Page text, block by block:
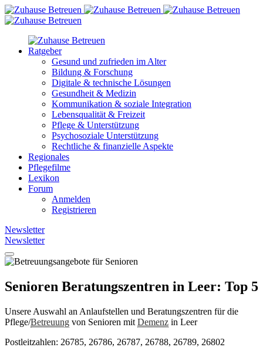
Ratgeber
Gesund und zufrieden im Alter
Bildung & Forschung
Digitale & technische Lösungen
Gesundheit & Medizin
Kommunikation & soziale Integration
Lebensqualität & Freizeit
Pflege & Unterstützung
Psychosoziale Unterstützung
Rechtliche & finanzielle Aspekte
Regionales
Pflegefilme
Lexikon
Forum
Anmelden
Registrieren
Newsletter
Newsletter
Senioren Beratungszentren in Leer: Top 5
Unsere Auswahl an Anlaufstellen und Beratungszentren für die
Pflege/Betreuung von Senioren mit Demenz in Leer
Postleitzahlen: 26785, 26786, 26787, 26788, 26789, 26802